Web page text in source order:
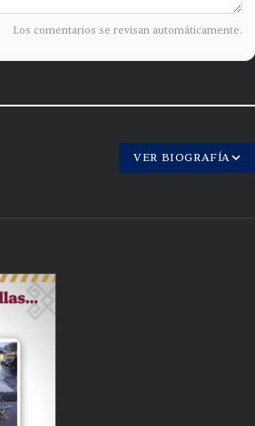
Los comentarios se revisan automáticamente.
VER BIOGRAFÍA